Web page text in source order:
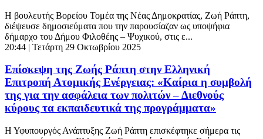
Η βουλευτής Βορείου Τομέα της Νέας Δημοκρατίας, Ζωή Ράπτη,
διέψευσε δημοσιεύματα που την παρουσίαζαν ως υποψήφια
δήμαρχο του Δήμου Φιλοθέης – Ψυχικού, στις ε...
20:44 | Τετάρτη 29 Οκτωβρίου 2025
Επίσκεψη της Ζωής Ράπτη στην Ελληνική
Επιτροπή Ατομικής Ενέργειας: «Καίρια η συμβολή
της για την ασφάλεια των πολιτών – Διεθνούς
κύρους τα εκπαιδευτικά της προγράμματα»
Η Υφυπουργός Ανάπτυξης Ζωή Ράπτη επισκέφτηκε σήμερα τις